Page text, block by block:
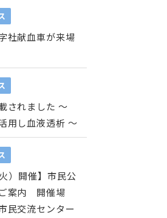
社献血車が来場
されました ～
用し血液透析 ～
）開催】市民公
案内 開催場
民交流センター